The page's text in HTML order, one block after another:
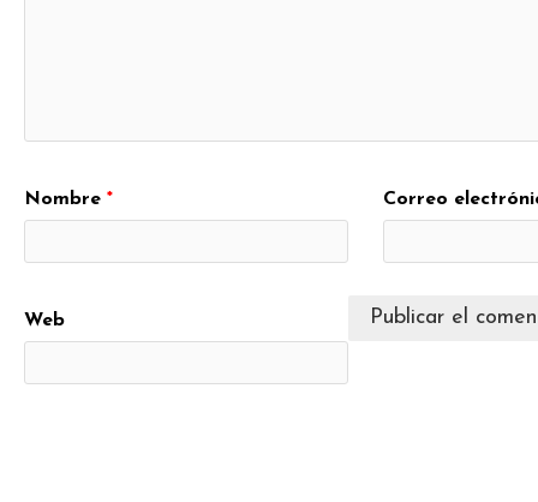
Nombre * Correo
Web